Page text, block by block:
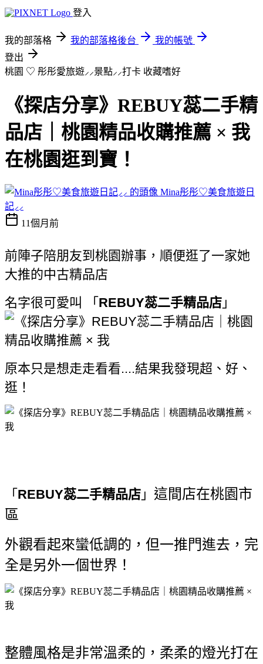
登入
我的部落格 我的部落格後台
我的帳號
登出
桃園 ♡ 彤彤愛旅遊⸝⸝景點⸝⸝打卡 收藏嗜好
《探店分享》REBUY蕊二手精
品店｜桃園精品收購推薦 × 我
在桃園逛到寶！
Mina彤彤♡美食旅遊日
記⸝⸝
11個月前
前陣子陪朋友到桃園辦事，順便逛了一家她
大推的中古精品店
名字很可愛叫 「 REBUY蕊二手精品店 」
原本只是想走走看看....結果我發現超、好、
逛！
「 REBUY蕊二手精品店 」 這間店在桃園市
區
外觀看起來蠻低調的，但一推門進去，完
全是另外一個世界！
整體風格是非常溫柔的，柔柔的燈光打在